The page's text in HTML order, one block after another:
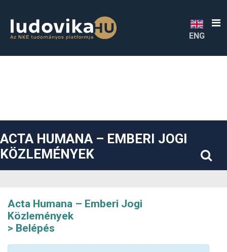
##plugins.themes.bootstrap3.accessible_menu.sidebar##
ENG
ACTA HUMANA – EMBERI JOGI
KÖZLEMÉNYEK
Acta Humana – Emberi Jogi
Közlemények
Belépés